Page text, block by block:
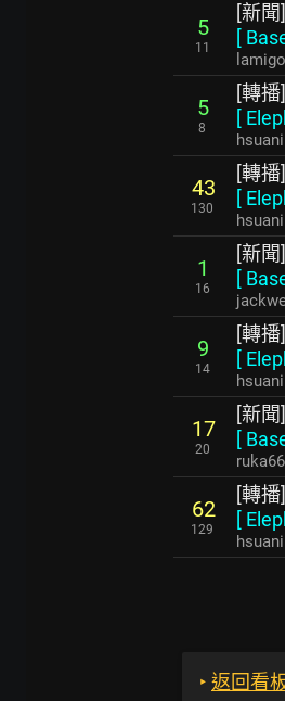
5
11
[新
[
lamigo
5
8
[轉
[
43
130
[轉
[
1
16
[新
[
9
14
[轉
[
17
20
[新
[
62
129
[轉
[
‣ 返回看